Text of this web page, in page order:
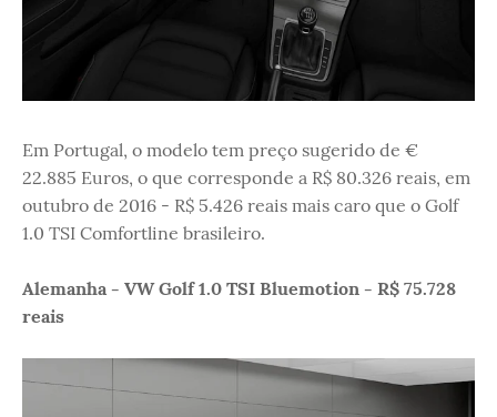
Em Portugal, o modelo tem preço sugerido de €
22.885 Euros, o que corresponde a R$ 80.326 reais, em
outubro de 2016 - R$ 5.426 reais mais caro que o Golf
1.0 TSI Comfortline brasileiro.
Alemanha - VW Golf 1.0 TSI Bluemotion - R$ 75.728
reais